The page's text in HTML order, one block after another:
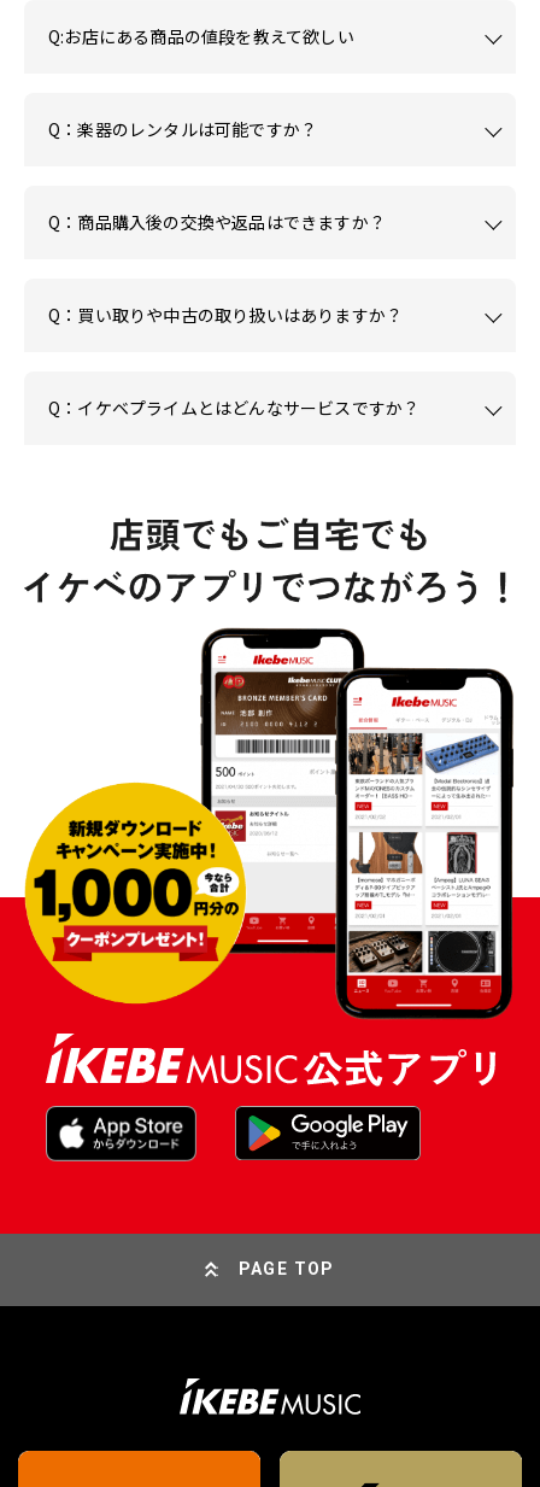
Q:お店にある商品の値段を教えて欲しい
Q：楽器のレンタルは可能ですか？
Q：商品購入後の交換や返品はできますか？
Q：買い取りや中古の取り扱いはありますか？
Q：イケベプライムとはどんなサービスですか？
PAGE TOP